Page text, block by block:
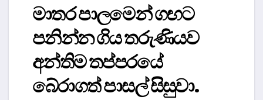
මාතර පාලමෙන් ගඟට
පනින්න ගිය තරුණියව
අන්තිම තප්පරයේ
බේරාගත් පාසල් සිසුවා.